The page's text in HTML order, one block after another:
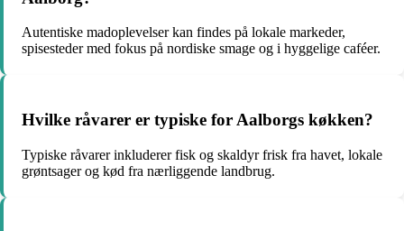
Autentiske madoplevelser kan findes på lokale markeder,
spisesteder med fokus på nordiske smage og i hyggelige caféer.
Hvilke råvarer er typiske for Aalborgs køkken?
Typiske råvarer inkluderer fisk og skaldyr frisk fra havet, lokale
grøntsager og kød fra nærliggende landbrug.